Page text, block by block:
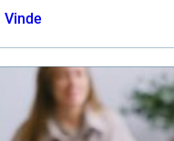
Vinde